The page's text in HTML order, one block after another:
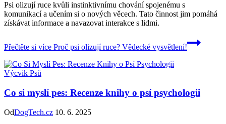
Psi olizují ruce kvůli instinktivnímu chování spojenému s
komunikací a učením si o nových věcech. Tato činnost jim pomáhá
získávat informace a navazovat interakce s lidmi.
Přečtěte si více Proč psi olizují ruce? Vědecké vysvětlení!
Výcvik Psů
Co si myslí pes: Recenze knihy o psí psychologii
OdDogTech.cz 10. 6. 2025